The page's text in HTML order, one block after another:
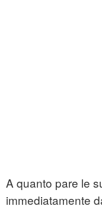
A quanto pare le
immediatamente